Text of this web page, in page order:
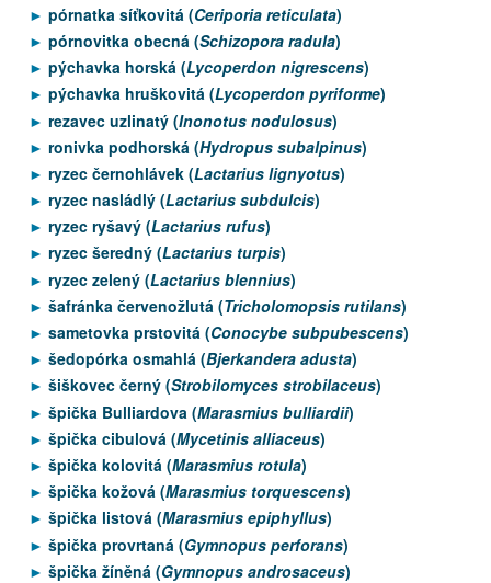
pórnatka síťkovitá (Ceriporia reticulata)
pórnovitka obecná (Schizopora radula)
pýchavka horská (Lycoperdon nigrescens)
pýchavka hruškovitá (Lycoperdon pyriforme)
rezavec uzlinatý (Inonotus nodulosus)
ronivka podhorská (Hydropus subalpinus)
ryzec černohlávek (Lactarius lignyotus)
ryzec nasládlý (Lactarius subdulcis)
ryzec ryšavý (Lactarius rufus)
ryzec šeredný (Lactarius turpis)
ryzec zelený (Lactarius blennius)
šafránka červenožlutá (Tricholomopsis rutilans)
sametovka prstovitá (Conocybe subpubescens)
šedopórka osmahlá (Bjerkandera adusta)
šiškovec černý (Strobilomyces strobilaceus)
špička Bulliardova (Marasmius bulliardii)
špička cibulová (Mycetinis alliaceus)
špička kolovitá (Marasmius rotula)
špička kožová (Marasmius torquescens)
špička listová (Marasmius epiphyllus)
špička provrtaná (Gymnopus perforans)
špička žíněná (Gymnopus androsaceus)